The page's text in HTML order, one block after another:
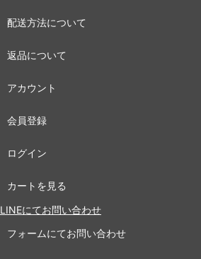
配送方法について
返品について
アカウント
会員登録
ログイン
カートを見る
LINEにてお問い合わせ
フォームにてお問い合わせ